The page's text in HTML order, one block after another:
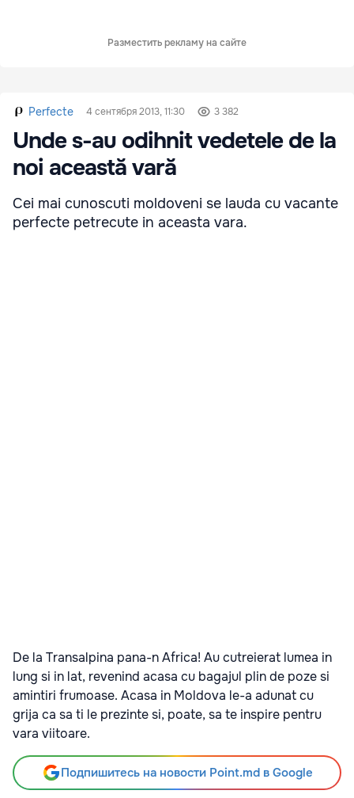
Разместить рекламу на сайте
Perfecte 4 сентября 2013, 11:30 3 382
Unde s-au odihnit vedetele de la
noi această vară
Cei mai cunoscuti moldoveni se lauda cu vacante
perfecte petrecute in aceasta vara.
De la Transalpina pana-n Africa! Au cutreierat lumea in
lung si in lat, revenind acasa cu bagajul plin de poze si
amintiri frumoase. Acasa in Moldova le-a adunat cu
grija ca sa ti le prezinte si, poate, sa te inspire pentru
vara viitoare.
Подпишитесь на новости Point.md в Google